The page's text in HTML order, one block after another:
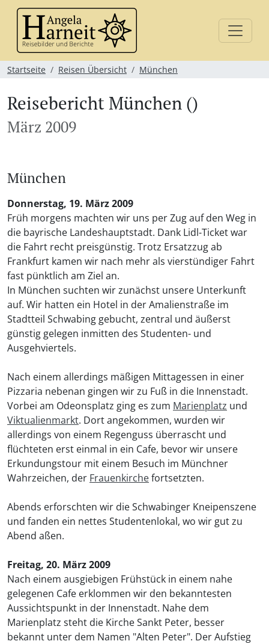
Startseite Reisen Übersicht München
Reisebericht München ()
März 2009
München
Donnerstag, 19. März 2009
Früh morgens machten wir uns per Zug auf den Weg in
die bayrische Landeshauptstadt. Dank Lidl-Ticket war
die Fahrt recht preisgünstig. Trotz Ersatzzug ab
Frankfurt kamen wir nach mehr als vierstündiger Fahrt
fast pünktlich am Ziel an.
In München suchten wir zunächst unsere Unterkunft
auf. Wir hatten ein Hotel in der Amalienstraße im
Stadtteil Schwabing gebucht, zentral und äußerst
günstig gelegen inmitten des Studenten- und
Ausgehviertels.
Nach einem allerdings mäßigen Mittagessen in einer
Pizzaria nebenan gingen wir zu Fuß in die Innenstadt.
Vorbei am Odeonsplatz ging es zum Marienplatz und
Viktualienmarkt. Dort angekommen, wurden wir
allerdings von einem Regenguss überrascht und
flüchteten erst einmal in ein Cafe, bevor wir unsere
Erkundungstour mit einem Besuch im Münchner
Wahrzeichen, der Frauenkirchefortsetzten.
Abends erforschten wir die Schwabinger Kneipenszene
und fanden ein nettes Studentenlokal, wo wir gut zu
Abend aßen.
Freitag, 20. März 2009
Nach einem ausgiebigen Frühstück in einem nahe
gelegenen Cafe erklommen wir den bekanntesten
Aussichtspunkt in der Innenstadt. Nahe dem
Marienplatz steht die Kirche Sankt Peter, besser
bekannt unter dem Namen "Alten Peter". Der Aufstieg